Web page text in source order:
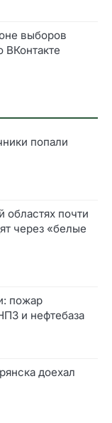
выборов
ВКонтакте
попали
областях почти
через «белые
пожар
и нефтебаза
доехал